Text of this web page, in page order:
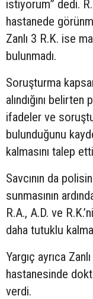
istiyorum” dedi.
hastanede
Zanlı 3 R.K. ise
bulunmadı.
Soruşturma
alındığını
ifadeler ve
bulunduğunu
kalmasını talep
Savcının da
sunmasının
R.A., A.D. ve
daha tutuklu
Yargıç ayrıca
hastanesinde
verdi.